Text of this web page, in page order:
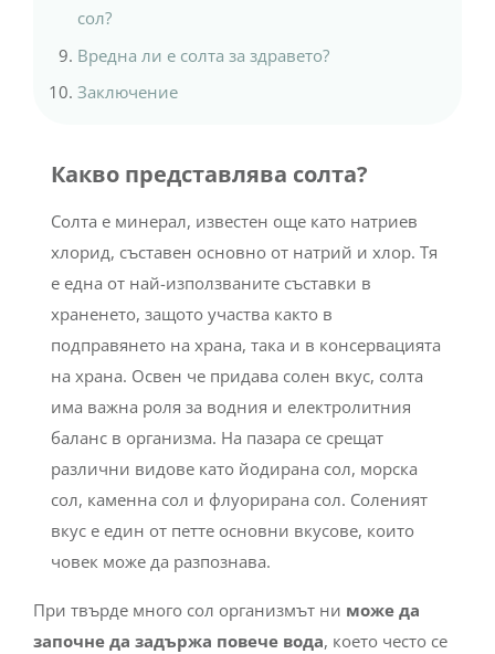
сол?
Вредна ли е солта за здравето?
Заключение
Какво представлява солта?
Солта е минерал, известен още като натриев
хлорид, съставен основно от натрий и хлор. Тя
е една от най-използваните съставки в
храненето, защото участва както в
подправянето на храна, така и в консервацията
на храна. Освен че придава солен вкус, солта
има важна роля за водния и електролитния
баланс в организма. На пазара се срещат
различни видове като йодирана сол, морска
сол, каменна сол и флуорирана сол. Соленият
вкус е един от петте основни вкусове, които
човек може да разпознава.
При твърде много сол организмът ни може да
започне да задържа повече вода, което често се